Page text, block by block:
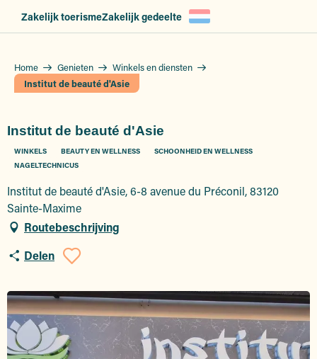
Zakelijk toerismeZakelijk gedeelte
Home Genieten
Winkels en diensten
Institut de beauté d'Asie
Institut de beauté d'Asie
WINKELS BEAUTY EN WELLNESS
SCHOONHEID EN WELLNESS
NAGELTECHNICUS
Institut de beauté d'Asie, 6-8 avenue du Préconil, 83120
Sainte-Maxime
Routebeschrijving
Delen
Ajouter aux favoris